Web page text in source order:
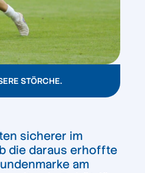
STÖRCHE.
sicherer im
die daraus erhoffte
am